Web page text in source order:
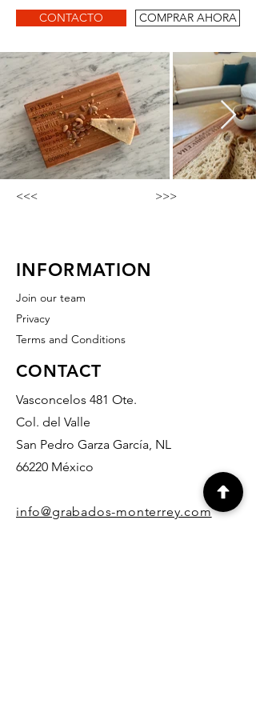
CONTACTO COMPRAR AHORA
<<< >>>
INFORMATION
Join our team
Privacy
Terms and Conditions
CONTACT
Vasconcelos 481 Ote.
Col. del Valle
San Pedro Garza García, NL
66220 México
info@grabados-monterrey.com